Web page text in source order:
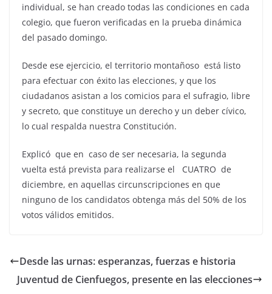
individual, se han creado todas las condiciones en cada
colegio, que fueron verificadas en la prueba dinámica
del pasado domingo.
Desde ese ejercicio, el territorio montañoso está listo
para efectuar con éxito las elecciones, y que los
ciudadanos asistan a los comicios para el sufragio, libre
y secreto, que constituye un derecho y un deber cívico,
lo cual respalda nuestra Constitución.
Explicó que en caso de ser necesaria, la segunda
vuelta está prevista para realizarse el CUATRO de
diciembre, en aquellas circunscripciones en que
ninguno de los candidatos obtenga más del 50% de los
votos válidos emitidos.
Desde las urnas: esperanzas, fuerzas e historia
Juventud de Cienfuegos, presente en las elecciones